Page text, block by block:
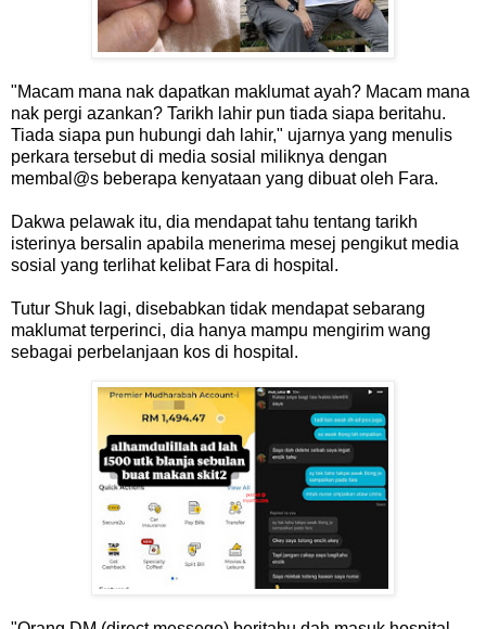
"Macam mana nak dapatkan maklumat ayah? Macam mana
nak pergi azankan? Tarikh lahir pun tiada siapa beritahu.
Tiada siapa pun hubungi dah lahir," ujarnya yang menulis
perkara tersebut di media sosial miliknya dengan
membal@s beberapa kenyataan yang dibuat oleh Fara.
Dakwa pelawak itu, dia mendapat tahu tentang tarikh
isterinya bersalin apabila menerima mesej pengikut media
sosial yang terlihat kelibat Fara di hospital.
Tutur Shuk lagi, disebabkan tidak mendapat sebarang
maklumat terperinci, dia hanya mampu mengirim wang
sebagai perbelanjaan kos di hospital.